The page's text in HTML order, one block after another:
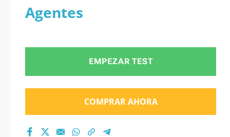
Agentes
EMPEZAR TEST
COMPRAR AHORA